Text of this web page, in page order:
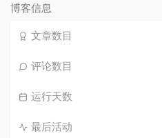
博客信息
文章数目
评论数目
运行天数
最后活动